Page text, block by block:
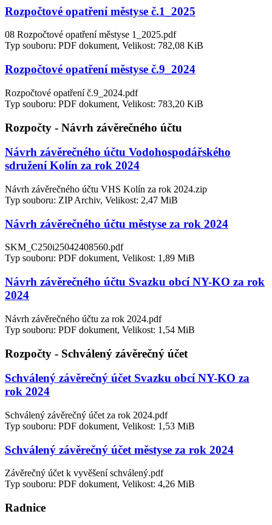
Rozpočtové opatření městyse č.1_2025
08 Rozpočtové opatření městyse 1_2025.pdf
Typ souboru: PDF dokument, Velikost: 782,08 KiB
Rozpočtové opatření městyse č.9_2024
Rozpočtové opatření č.9_2024.pdf
Typ souboru: PDF dokument, Velikost: 783,20 KiB
Rozpočty - Návrh závěrečného účtu
Návrh závěrečného účtu Vodohospodářského
sdružení Kolín za rok 2024
Návrh závěrečného účtu VHS Kolín za rok 2024.zip
Typ souboru: ZIP Archiv, Velikost: 2,47 MiB
Návrh závěrečného účtu městyse za rok 2024
SKM_C250i25042408560.pdf
Typ souboru: PDF dokument, Velikost: 1,89 MiB
Návrh závěrečného účtu Svazku obcí NY-KO za rok
2024
Návrh závěrečného účtu za rok 2024.pdf
Typ souboru: PDF dokument, Velikost: 1,54 MiB
Rozpočty - Schválený závěrečný účet
Schválený závěrečný účet Svazku obcí NY-KO za
rok 2024
Schválený závěrečný účet za rok 2024.pdf
Typ souboru: PDF dokument, Velikost: 1,53 MiB
Schválený závěrečný účet městyse za rok 2024
Závěrečný účet k vyvěšení schválený.pdf
Typ souboru: PDF dokument, Velikost: 4,26 MiB
Radnice